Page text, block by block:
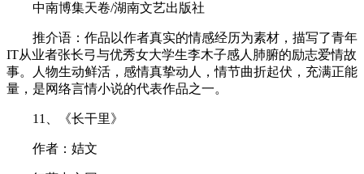
中南博集天卷/湖南文艺出版社
推介语：作品以作者真实的情感经历为素材，描写了青年
IT从业者张长弓与优秀女大学生李木子感人肺腑的励志爱情故
事。人物生动鲜活，感情真挚动人，情节曲折起伏，充满正能
量，是网络言情小说的代表作品之一。
11、《长干里》
作者：姞文